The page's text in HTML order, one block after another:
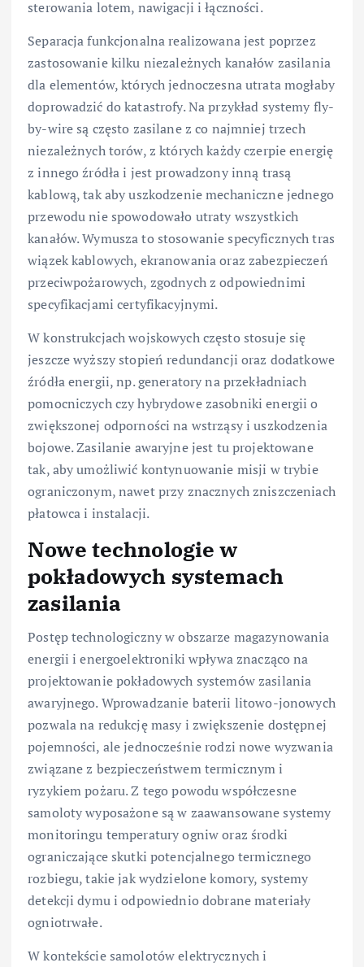
sterowania lotem, nawigacji i łączności.
Separacja funkcjonalna realizowana jest poprzez
zastosowanie kilku niezależnych kanałów zasilania
dla elementów, których jednoczesna utrata mogłaby
doprowadzić do katastrofy. Na przykład systemy fly-
by-wire są często zasilane z co najmniej trzech
niezależnych torów, z których każdy czerpie energię
z innego źródła i jest prowadzony inną trasą
kablową, tak aby uszkodzenie mechaniczne jednego
przewodu nie spowodowało utraty wszystkich
kanałów. Wymusza to stosowanie specyficznych tras
wiązek kablowych, ekranowania oraz zabezpieczeń
przeciwpożarowych, zgodnych z odpowiednimi
specyfikacjami certyfikacyjnymi.
W konstrukcjach wojskowych często stosuje się
jeszcze wyższy stopień redundancji oraz dodatkowe
źródła energii, np. generatory na przekładniach
pomocniczych czy hybrydowe zasobniki energii o
zwiększonej odporności na wstrząsy i uszkodzenia
bojowe. Zasilanie awaryjne jest tu projektowane
tak, aby umożliwić kontynuowanie misji w trybie
ograniczonym, nawet przy znacznych zniszczeniach
płatowca i instalacji.
Nowe technologie w
pokładowych systemach
zasilania
Postęp technologiczny w obszarze magazynowania
energii i energoelektroniki wpływa znacząco na
projektowanie pokładowych systemów zasilania
awaryjnego. Wprowadzanie baterii litowo-jonowych
pozwala na redukcję masy i zwiększenie dostępnej
pojemności, ale jednocześnie rodzi nowe wyzwania
związane z bezpieczeństwem termicznym i
ryzykiem pożaru. Z tego powodu współczesne
samoloty wyposażone są w zaawansowane systemy
monitoringu temperatury ogniw oraz środki
ograniczające skutki potencjalnego termicznego
rozbiegu, takie jak wydzielone komory, systemy
detekcji dymu i odpowiednio dobrane materiały
ogniotrwałe.
W kontekście samolotów elektrycznych i